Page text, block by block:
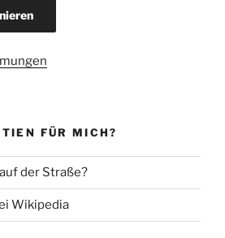
FÜR MICH?
der Straße?
Wikipedia